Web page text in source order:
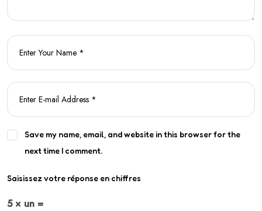
Save my name, email, and website in this browser for the
next time I comment.
Saisissez votre réponse en chiffres
5 × un =